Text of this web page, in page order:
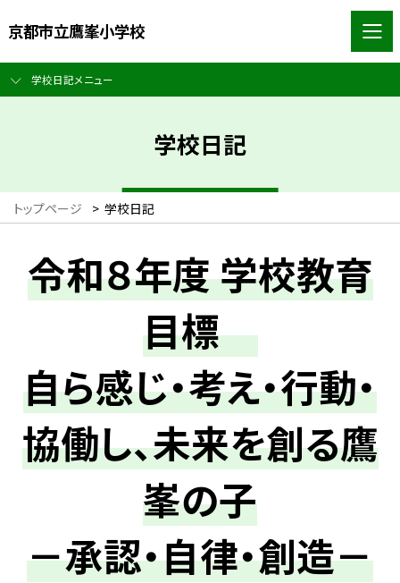
京都市立鷹峯小学校
学校日記メニュー
学校日記
トップページ > 学校日記
令和８年度 学校教育
目標
自ら感じ・考え・行動・
協働し、未来を創る鷹
峯の子
－承認・自律・創造－